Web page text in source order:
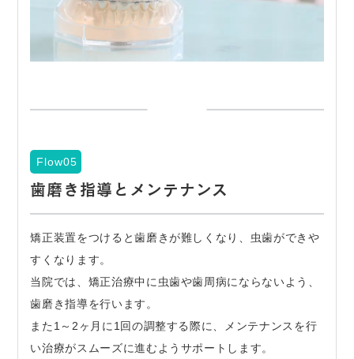
Flow05
歯磨き指導とメンテナンス
矯正装置をつけると歯磨きが難しくなり、虫歯ができや
すくなります。
当院では、矯正治療中に虫歯や歯周病にならないよう、
歯磨き指導を行います。
また1～2ヶ月に1回の調整する際に、メンテナンスを行
い治療がスムーズに進むようサポートします。